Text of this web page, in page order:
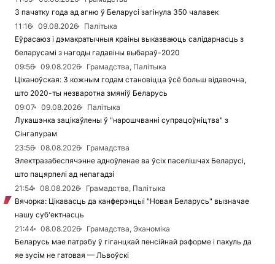
З пачатку года ад агню ў Беларусі загінула 350 чалавек
11:16
09.08.2026
Палітыка
Еўрасаюз і дэмакратычныя краіны выказваюць салідарнасць з
беларусамі з нагоды гадавіны выбараў-2020
09:56
09.08.2026
Грамадства, Палітыка
Ціханоўская: З кожным годам становіцца ўсё больш відавочна,
што 2020-ты незваротна змяніў Беларусь
09:07
09.08.2026
Палітыка
Лукашэнка зацікаўлены ў "нарошчванні супрацоўніцтва" з
Сінгапурам
23:56
08.08.2026
Грамадства
Электразабеспячэнне адноўленае ва ўсіх паселішчах Беларусі,
што пацярпелі ад непагадзі
21:54
08.08.2026
Грамадства, Палітыка
Вячорка: Цікавасць да канферэнцыі "Новая Беларусь" вызначае
нашу суб'ектнасць
21:44
08.08.2026
Грамадства, Эканоміка
Беларусь мае патрэбу ў гіганцкай пенсійнай рэформе і пакуль да
яе зусім не гатовая — Львоўскі